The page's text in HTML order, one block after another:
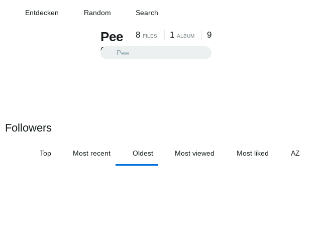
Entdecken Random Search
Pee
0 FOLLOWING
8 FILES 1 ALBUM 9
Followers
Top Most recent Oldest Most viewed Most liked AZ